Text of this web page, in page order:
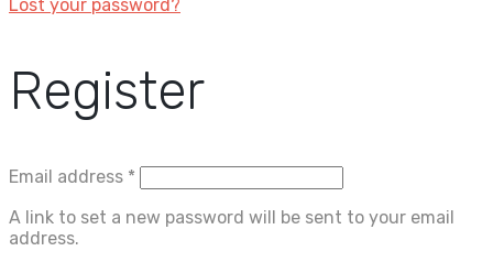
Lost your password?
Register
Email address *
A link to set a new password will be sent to your email
address.